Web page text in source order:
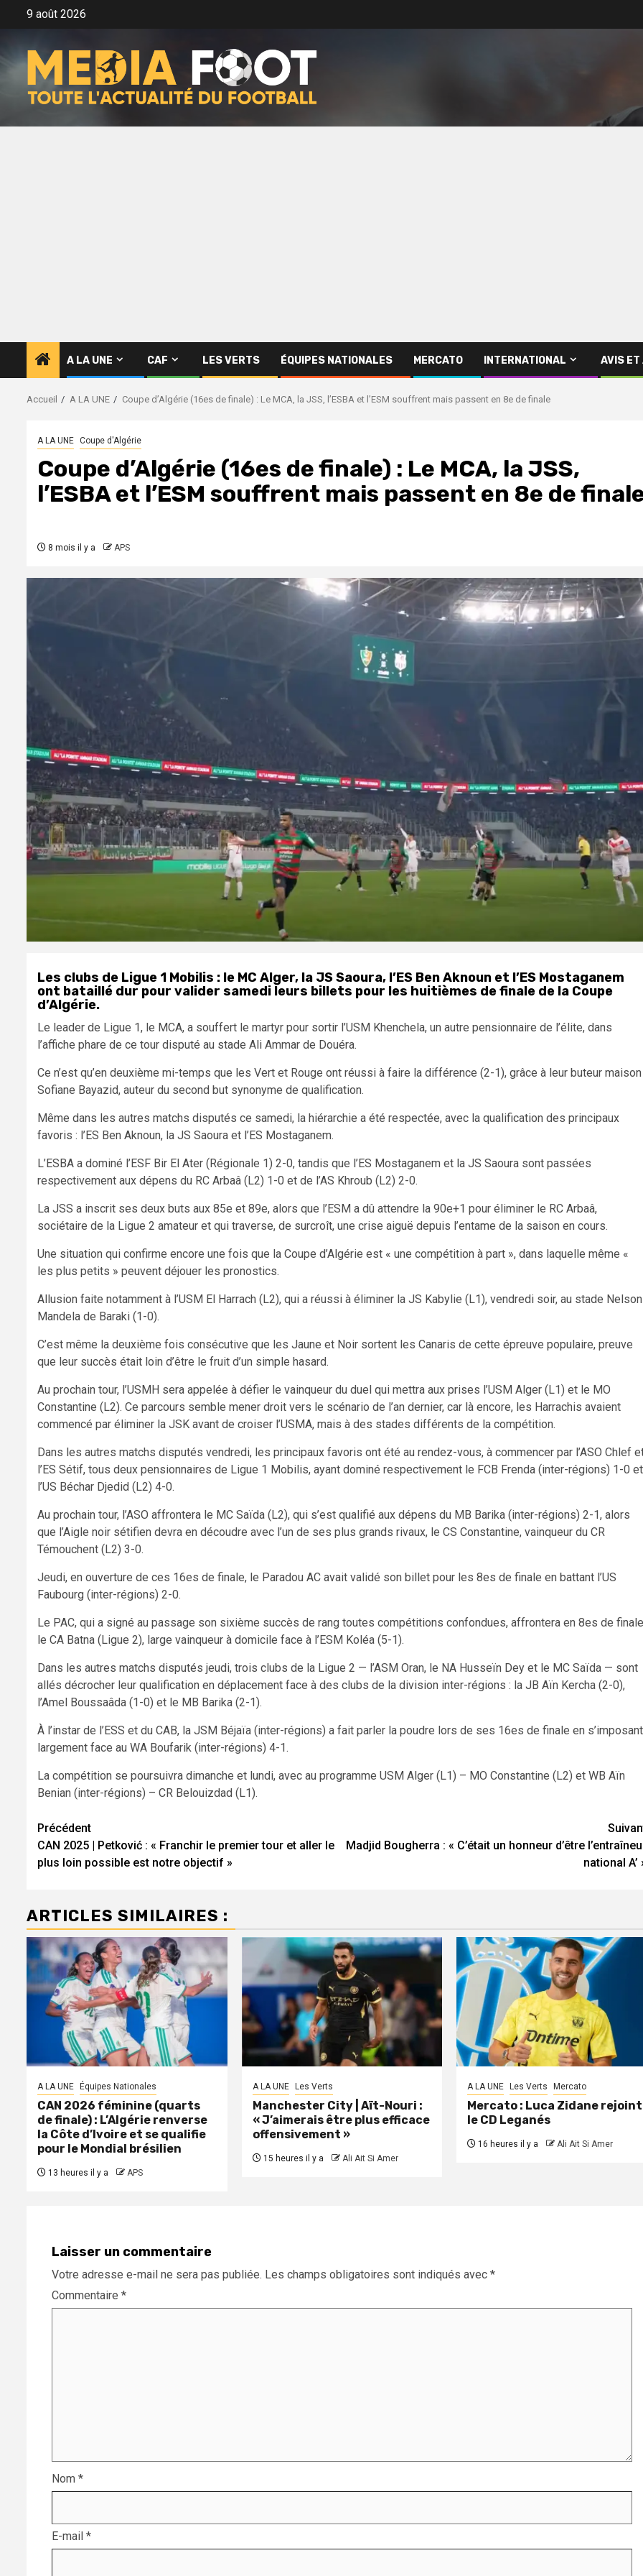
9 août 2026
A LA UNE CAF LES VERTS ÉQUIPES NATIONALES MERCATO INTERNATIONAL AVIS ET
Accueil A LA UNE Coupe d’Algérie (16es de finale) : Le MCA, la JSS, l’ESBA et l’ESM souffrent mais passent en 8e de finale
A LA UNE Coupe d'Algérie
Coupe d’Algérie (16es de finale) : Le MCA, la JSS,
l’ESBA et l’ESM souffrent mais passent en 8e de
8 mois il y a APS
Les clubs de Ligue 1 Mobilis : le MC Alger, la JS Saoura, l’ES Ben Aknoun et l’ES Mostaganem
ont bataillé dur pour valider samedi leurs billets pour les huitièmes de finale de la Coupe
d’Algérie.
Le leader de Ligue 1, le MCA, a souffert le martyr pour sortir l’USM Khenchela, un autre pensionnaire de l’élite, dans
l’affiche phare de ce tour disputé au stade Ali Ammar de Douéra.
Ce n’est qu’en deuxième mi-temps que les Vert et Rouge ont réussi à faire la différence (2-1), grâce à leur buteur maison
Sofiane Bayazid, auteur du second but synonyme de qualification.
Même dans les autres matchs disputés ce samedi, la hiérarchie a été respectée, avec la qualification des principaux
favoris : l’ES Ben Aknoun, la JS Saoura et l’ES Mostaganem.
L’ESBA a dominé l’ESF Bir El Ater (Régionale 1) 2-0, tandis que l’ES Mostaganem et la JS Saoura sont passées
respectivement aux dépens du RC Arbaâ (L2) 1-0 et de l’AS Khroub (L2) 2-0.
La JSS a inscrit ses deux buts aux 85e et 89e, alors que l’ESM a dû attendre la 90e+1 pour éliminer le RC Arbaâ,
sociétaire de la Ligue 2 amateur et qui traverse, de surcroît, une crise aiguë depuis l’entame de la saison en cours.
Une situation qui confirme encore une fois que la Coupe d’Algérie est « une compétition à part », dans laquelle même «
les plus petits » peuvent déjouer les pronostics.
Allusion faite notamment à l’USM El Harrach (L2), qui a réussi à éliminer la JS Kabylie (L1), vendredi soir, au stade Nelson
Mandela de Baraki (1-0).
C’est même la deuxième fois consécutive que les Jaune et Noir sortent les Canaris de cette épreuve populaire, preuve
que leur succès était loin d’être le fruit d’un simple hasard.
Au prochain tour, l’USMH sera appelée à défier le vainqueur du duel qui mettra aux prises l’USM Alger (L1) et le MO
Constantine (L2). Ce parcours semble mener droit vers le scénario de l’an dernier, car là encore, les Harrachis avaient
commencé par éliminer la JSK avant de croiser l’USMA, mais à des stades différents de la compétition.
Dans les autres matchs disputés vendredi, les principaux favoris ont été au rendez-vous, à commencer par l’ASO Chlef
l’ES Sétif, tous deux pensionnaires de Ligue 1 Mobilis, ayant dominé respectivement le FCB Frenda (inter-régions) 1-0 et
l’US Béchar Djedid (L2) 4-0.
Au prochain tour, l’ASO affrontera le MC Saïda (L2), qui s’est qualifié aux dépens du MB Barika (inter-régions) 2-1, alors
que l’Aigle noir sétifien devra en découdre avec l’un de ses plus grands rivaux, le CS Constantine, vainqueur du CR
Témouchent (L2) 3-0.
Jeudi, en ouverture de ces 16es de finale, le Paradou AC avait validé son billet pour les 8es de finale en battant l’US
Faubourg (inter-régions) 2-0.
Le PAC, qui a signé au passage son sixième succès de rang toutes compétitions confondues, affrontera en 8es de finale
le CA Batna (Ligue 2), large vainqueur à domicile face à l’ESM Koléa (5-1).
Dans les autres matchs disputés jeudi, trois clubs de la Ligue 2 — l’ASM Oran, le NA Husseïn Dey et le MC Saïda — sont
allés décrocher leur qualification en déplacement face à des clubs de la division inter-régions : la JB Aïn Kercha (2-0),
l’Amel Boussaâda (1-0) et le MB Barika (2-1).
À l’instar de l’ESS et du CAB, la JSM Béjaïa (inter-régions) a fait parler la poudre lors de ses 16es de finale en s’imposant
largement face au WA Boufarik (inter-régions) 4-1.
La compétition se poursuivra dimanche et lundi, avec au programme USM Alger (L1) – MO Constantine (L2) et WB Aïn
Benian (inter-régions) – CR Belouizdad (L1).
Navigation
d’article
Précédent
CAN 2025 | Petković : « Franchir le premier tour et aller le
plus loin possible est notre objectif »
Madjid Bougherra : « C’était un honneur d’être
national A’
ARTICLES SIMILAIRES :
A LA UNE Équipes Nationales
CAN 2026 féminine (quarts
de finale) : L’Algérie renverse
la Côte d’Ivoire et se qualifie
pour le Mondial brésilien
13 heures il y a APS
A LA UNE Les Verts
Manchester City | Aït-Nouri :
« J’aimerais être plus efficace
offensivement »
15 heures il y a Ali Ait Si Amer
A LA UNE Les Verts Mercato
Mercato : Luca Zidane rejoint
le CD Leganés
16 heures il y a Ali Ait Si Amer
Laisser un commentaire
Votre adresse e-mail ne sera pas publiée. Les champs obligatoires sont indiqués avec *
Commentaire *
Nom *
E-mail *